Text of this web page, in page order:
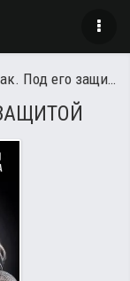
Под его защитой